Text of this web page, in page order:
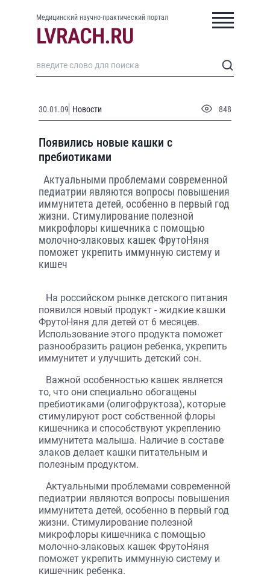
Медицинский научно-практический портал
30.01.09 Новости 848
Появились новые кашки с
пребиотиками
Актуальными проблемами современной
педиатрии являются вопросы повышения
иммунитета детей, особенно в первый год
жизни. Стимулирование полезной
микрофлоры кишечника с помощью
молочно-злаковых кашек ФрутоНяня
поможет укрепить иммунную систему и
кишеч
На российском рынке детского питания
появился новый продукт - жидкие кашки
ФрутоНяня для детей от 6 месяцев.
Использование этого продукта поможет
разнообразить рацион ребенка, укрепить
иммунитет и улучшить детский сон.
Важной особенностью кашек является
то, что они специально обогащены
пребиотиками (олигофруктоза), которые
стимулируют рост собственной флоры
кишечника и способствуют укреплению
иммунитета малыша. Наличие в составе
злаков делает кашки питательным и
полезным продуктом.
Актуальными проблемами современной
педиатрии являются вопросы повышения
иммунитета детей, особенно в первый год
жизни. Стимулирование полезной
микрофлоры кишечника с помощью
молочно-злаковых кашек ФрутоНяня
поможет укрепить иммунную систему и
кишечник ребенка.